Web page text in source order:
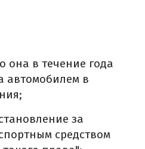
она в течение года
автомобилем в
за
средством